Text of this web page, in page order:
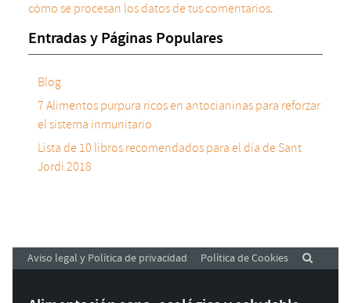
cómo se procesan los datos de tus comentarios.
Entradas y Páginas Populares
Blog
7 Alimentos purpura ricos en antocianinas para reforzar
el sistema inmunitario
Lista de 10 libros recomendados para el día de Sant
Jordi 2018
Aviso legal y Política de privacidad Política de Cookies